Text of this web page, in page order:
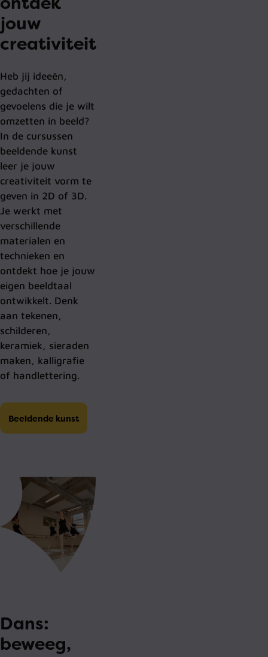
jouw
creativiteit
Heb jij ideeën,
gedachten of
gevoelens die je wilt
omzetten in beeld?
In de cursussen
beeldende kunst
leer je jouw
creativiteit vorm te
geven in 2D of 3D.
Je werkt met
verschillende
materialen en
technieken en
ontdekt hoe je jouw
eigen beeldtaal
ontwikkelt. Denk
aan tekenen,
schilderen,
keramiek, sieraden
maken, kalligrafie
of handlettering.
Beeldende kunst
Dans:
beweeg,